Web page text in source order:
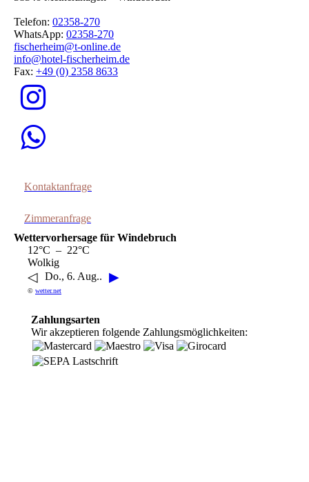
Telefon: 02358-270
WhatsApp: 02358-270
fischerheim@t-online.de
info@hotel-fischerheim.de
Fax: +49 (0) 2358 8633
Kontaktanfrage
Zimmeranfrage
Wettervorhersage für Windebruch
12°C – 22°C
Wolkig
◁ Do., 6. Aug.. ▶
© wetter.net
Zahlungsarten
Wir akzeptieren folgende Zahlungsmöglichkeiten: